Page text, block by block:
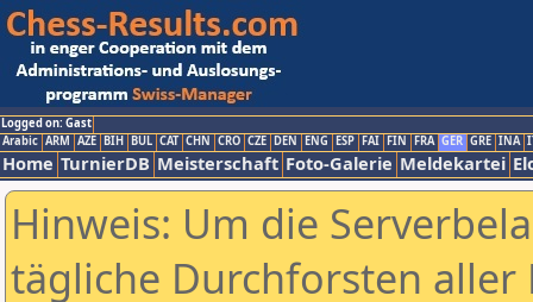
Logged on: Gast
Arabic ARM AZE BIH BUL CAT CHN CRO CZE DEN ENG ESP FAI FIN FRA GER GRE INA
Home TurnierDB Meisterschaft Foto-Galerie Meldekartei
Hinweis: Um die
tägliche Durchforsten aller